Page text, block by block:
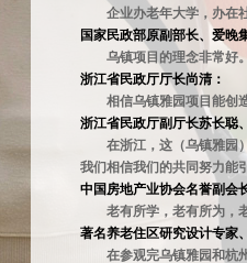
企业办老年大学，办在
国家民政部原副部长、爱晚
乌镇项目的理念非常好
浙江省民政厅厅长尚清：
相信乌镇雅园项目能创
浙江省民政厅副厅长苏长聪
在浙江，这（乌镇雅园
我们相信我们的共同努力能
中国房地产业协会名誉副会
老有所学，老有所为，
著名养老住区研究设计专家
在参观完乌镇雅园和杭